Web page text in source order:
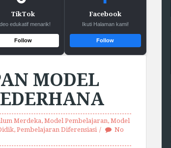
TikTok
edukatif menarik!
Follow
Facebook
Ikuti Halaman kami!
Follow
MODEL
Merdeka, Model Pembelajaran, Model
, Pembelajaran Diferensiasi
No